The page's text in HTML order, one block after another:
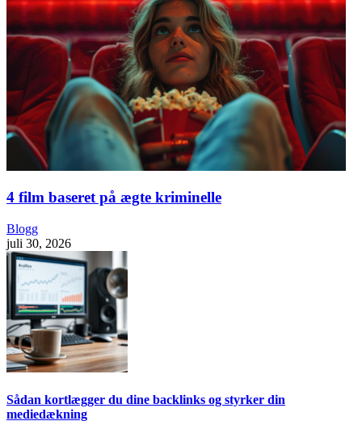
4 film baseret på ægte kriminelle
Blogg
juli 30, 2026
Sådan kortlægger du dine backlinks og styrker din
mediedækning